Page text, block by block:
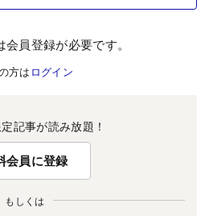
員登録が必要です。
方は ログイン
記事が読み放題！
会員に登録
もしくは